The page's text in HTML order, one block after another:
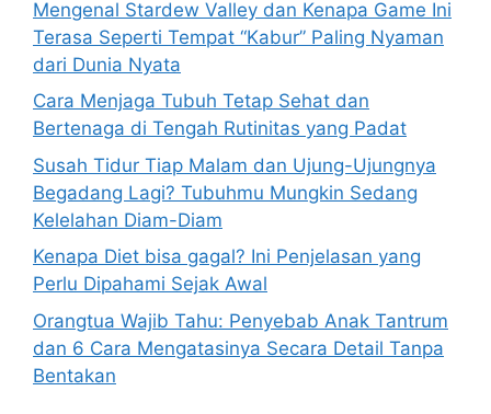
r
:
Mengenal Stardew Valley dan Kenapa Game Ini
Terasa Seperti Tempat “Kabur” Paling Nyaman
dari Dunia Nyata
Cara Menjaga Tubuh Tetap Sehat dan
Bertenaga di Tengah Rutinitas yang Padat
Susah Tidur Tiap Malam dan Ujung-Ujungnya
Begadang Lagi? Tubuhmu Mungkin Sedang
Kelelahan Diam-Diam
Kenapa Diet bisa gagal? Ini Penjelasan yang
Perlu Dipahami Sejak Awal
Orangtua Wajib Tahu: Penyebab Anak Tantrum
dan 6 Cara Mengatasinya Secara Detail Tanpa
Bentakan